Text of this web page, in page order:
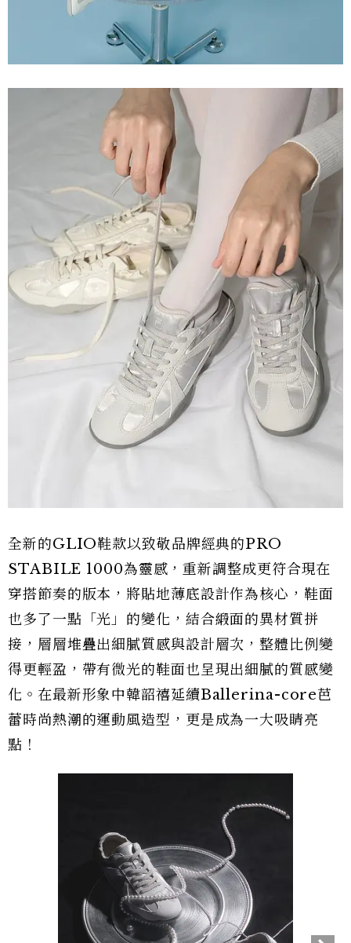
全新的GLIO鞋款以致敬品牌經典的PRO
STABILE 1000為靈感，重新調整成更符合現在
穿搭節奏的版本，將貼地薄底設計作為核心，鞋面
也多了一點「光」的變化，結合緞面的異材質拼
接，層層堆疊出細膩質感與設計層次，整體比例變
得更輕盈，帶有微光的鞋面也呈現出細膩的質感變
化。在最新形象中韓韶禧延續Ballerina-core芭
蕾時尚熱潮的運動風造型，更是成為一大吸睛亮
點！